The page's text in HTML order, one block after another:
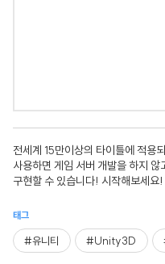
전세계 15만이상의 타이틀에 적용
사용하면 게임 서버 개발을 하지
구현할 수 있습니다! 시작해보세요!
태그
#유니티 #Unity3D